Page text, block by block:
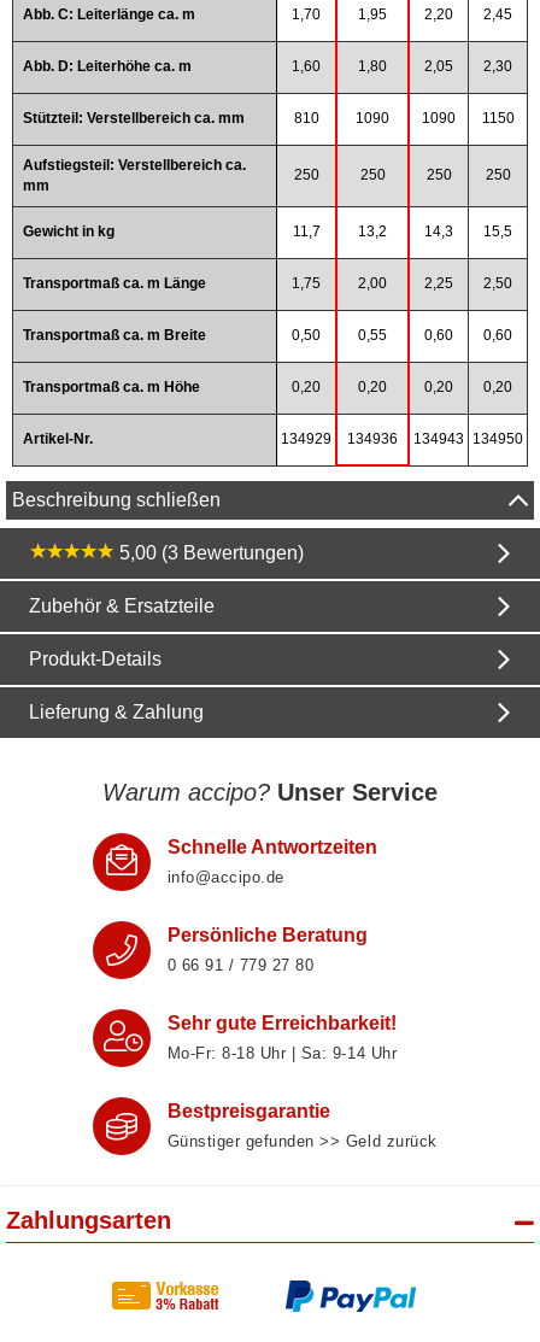
Abb. C: Leiterlänge ca. m 1,70 1,95 2,20 2,45
Abb. D: Leiterhöhe ca. m 1,60 1,80 2,05 2,30
Stützteil: Verstellbereich ca. mm 810 1090 1090 1150
Aufstiegsteil: Verstellbereich ca.
mm
250 250 250 250
Gewicht in kg 11,7 13,2 14,3 15,5
Transportmaß ca. m Länge 1,75 2,00 2,25 2,50
Transportmaß ca. m Breite 0,50 0,55 0,60 0,60
Transportmaß ca. m Höhe 0,20 0,20 0,20 0,20
Artikel-Nr. 134929 134936 134943 134950
Beschreibung schließen
5,00 (3 Bewertungen)
Zubehör & Ersatzteile
Produkt-Details
Lieferung & Zahlung
Warum accipo? Unser Service
Schnelle Antwortzeiten
info@accipo.de
Persönliche Beratung
0 66 91 / 779 27 80
Sehr gute Erreichbarkeit!
Mo-Fr: 8‑18 Uhr | Sa: 9‑14 Uhr
Bestpreisgarantie
Günstiger gefunden >> Geld zurück
Zahlungsarten